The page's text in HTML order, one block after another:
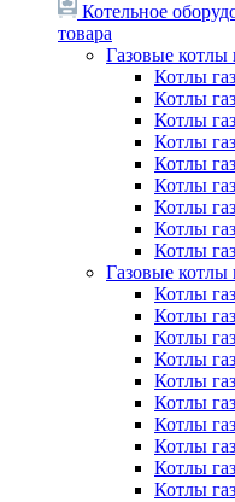
Котельное
товара
Газовые котлы
Котлы
Котлы
Котлы
Котлы
Котлы
Котлы
Котлы
Котлы
Котлы
Газовые котлы
Котлы
Котлы
Котлы
Котлы
Котлы
Котлы
Котлы
Котлы
Котлы
Котлы